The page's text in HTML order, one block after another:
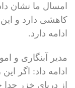
امسال ما نشان
کاهشی دارد و
ادامه دارد.
مدیر آبنگاری و
ادامه داد: اگر
از دریای خزر